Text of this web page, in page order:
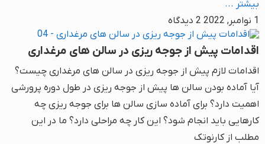
بیشتر ...
1 نوامبر, 2022
2 دیدگاه
اقدامات پیش از جوجه ریزی در سالن های مرغداری
اقدامات لازم پیش از جوجه ریزی در سالن های مرغداری چیست؟
آیا آماده بودن سالن ها پیش از جوجه ریزی در طول دوره پرورشی
اهمیت دارد؟ برای آماده سازی سالن ها برای جوجه ریزی چه
کارهایی باید انجام شود؟ این کار چه مراحلی دارد؟ ما در این
مطلب از کارنوتک